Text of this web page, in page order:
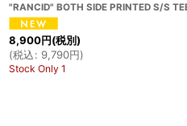
"RANCID" BOTH SIDE PRINTED S/S
8,900円(税別)
(税込: 9,790円)
Stock Only 1